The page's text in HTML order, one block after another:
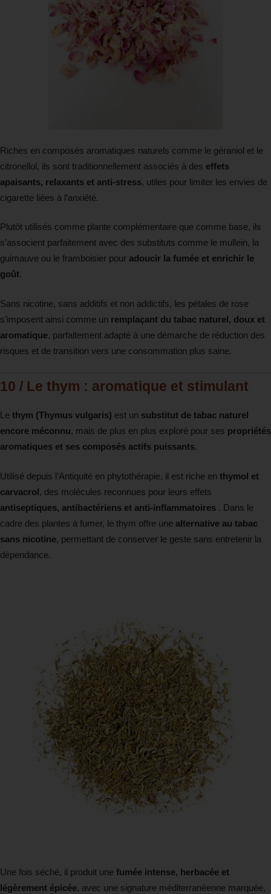
Riches en composés aromatiques naturels comme le géraniol et le
citronellol, ils sont traditionnellement associés à des effets
apaisants, relaxants et anti-stress, utiles pour limiter les envies de
cigarette liées à l’anxiété.
Plutôt utilisés comme plante complémentaire que comme base, ils
s’associent parfaitement avec des substituts comme le mullein, la
guimauve ou le framboisier pour adoucir la fumée et enrichir le
goût.
Sans nicotine, sans additifs et non addictifs, les pétales de rose
s’imposent ainsi comme un remplaçant du tabac naturel, doux et
aromatique, parfaitement adapté à une démarche de réduction des
risques et de transition vers une consommation plus saine.
10 / Le thym : aromatique et stimulant
Le thym (Thymus vulgaris) est un substitut de tabac naturel
encore méconnu, mais de plus en plus exploré pour ses propriétés
aromatiques et ses composés actifs puissants.
Utilisé depuis l’Antiquité en phytothérapie, il est riche en thymol et
carvacrol, des molécules reconnues pour leurs effets
antiseptiques, antibactériens et anti-inflammatoires . Dans le
cadre des plantes à fumer, le thym offre une alternative au tabac
sans nicotine, permettant de conserver le geste sans entretenir la
dépendance.
Une fois séché, il produit une fumée intense, herbacée et
légèrement épicée, avec une signature méditerranéenne marquée,